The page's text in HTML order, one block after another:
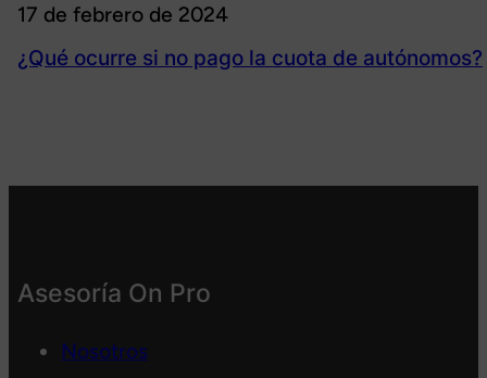
17 de febrero de 2024
¿Qué ocurre si no pago la cuota de autónomos?
Asesoría On Pro
Nosotros